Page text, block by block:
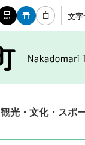
文字
観光・文化・スポ